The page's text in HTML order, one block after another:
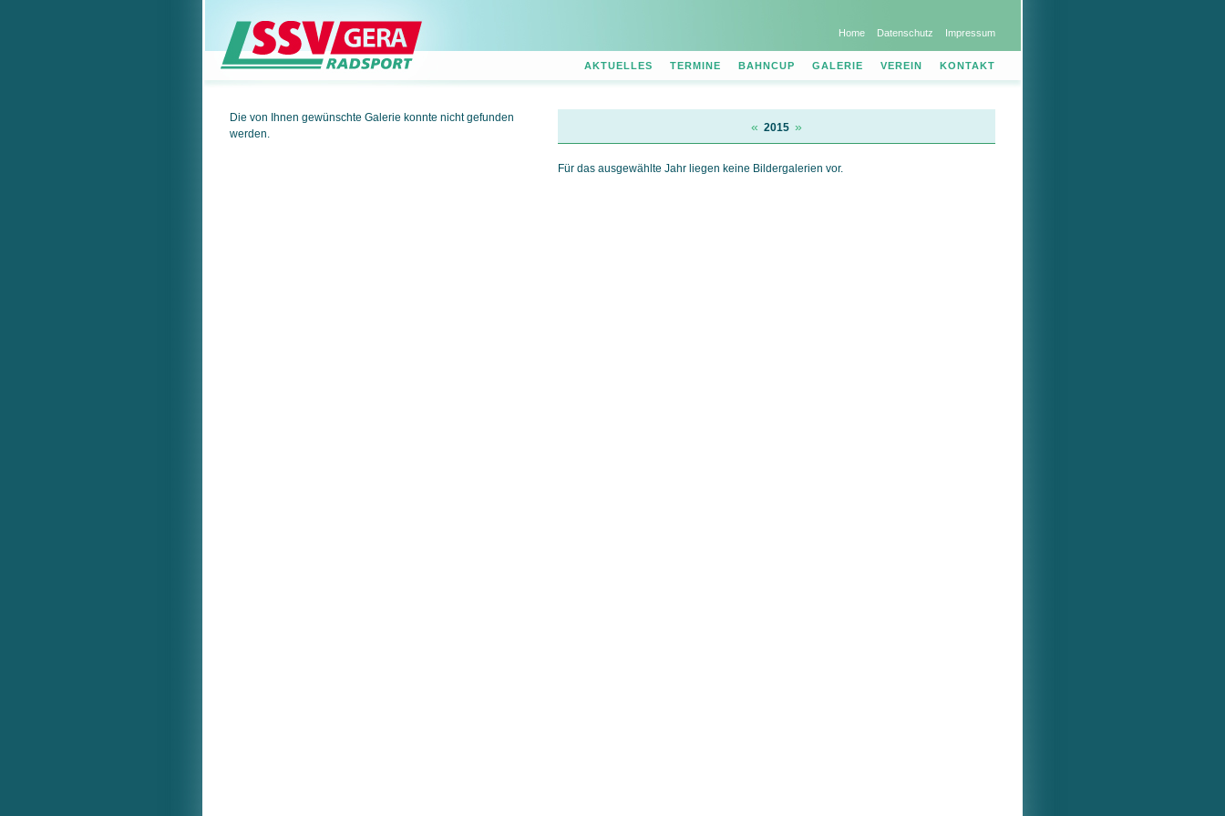
Home Datenschutz Impressum
AKTUELLES TERMINE BAHNCUP GALERIE VEREIN KONTAKT
Die von Ihnen gewünschte Galerie konnte nicht gefunden
werden.
« 2015 »
Für das ausgewählte Jahr liegen keine Bildergalerien vor.